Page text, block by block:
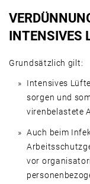
INTENSIVES
Grundsätzlich gilt:
Intensives
sorgen und
virenbelastete
Auch beim
vor